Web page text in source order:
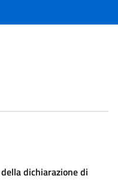
dichiarazione di